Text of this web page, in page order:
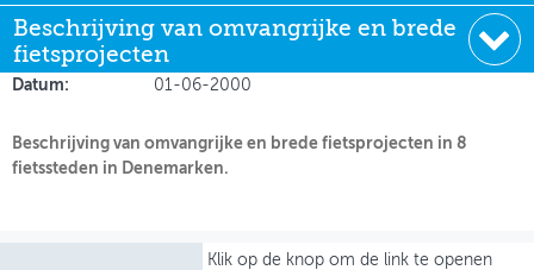
BIJEENKOMSTEN
KENNISBANK
OVER FIETSBERAAD
Beschrijving van omvangrijke en brede
fietsprojecten
Soort:
Onderzoeksrapporten
Author:
Jensen
Uitgever:
VD
Datum:
01-06-2000
Beschrijving van omvangrijke en brede fietsprojecten in 8
fietssteden in Denemarken.
Klik op de knop om de link te openen